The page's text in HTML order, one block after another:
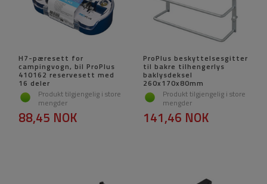
H7-pæresett for
campingvogn, bil ProPlus
410162 reservesett med
16 deler
Produkt tilgjengelig i store
mengder
88,45 NOK
ProPlus beskyttelsesgitter
til bakre tilhengerlys
baklysdeksel
260x170x80mm
Produkt tilgjengelig i store
mengder
141,46 NOK